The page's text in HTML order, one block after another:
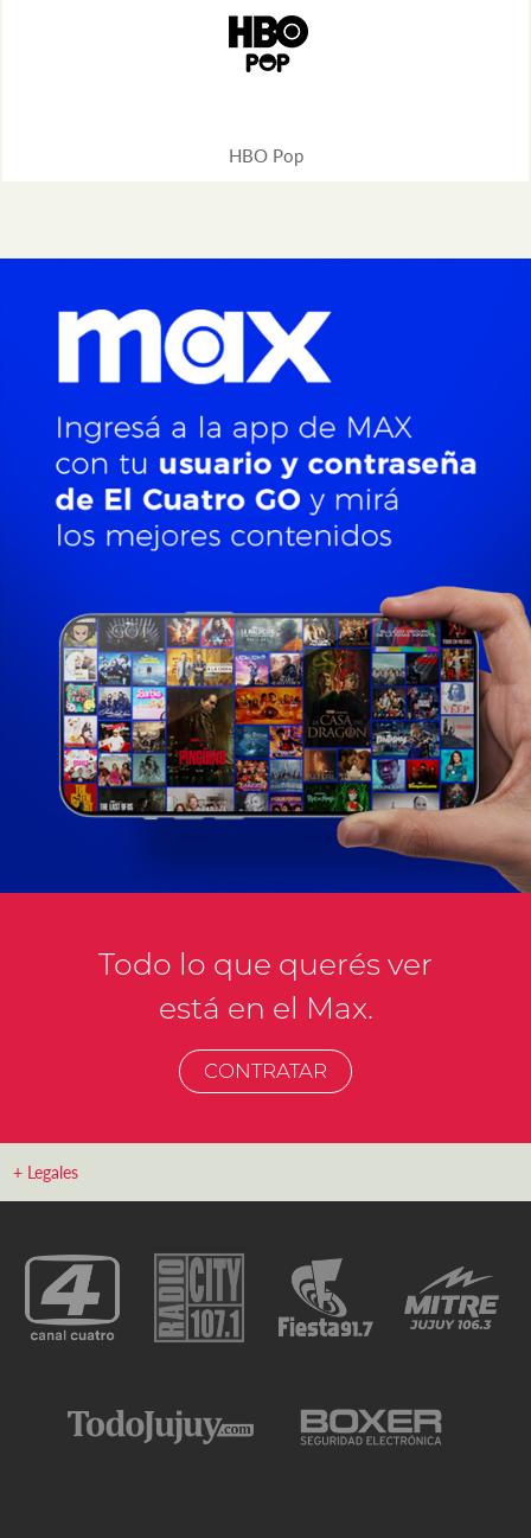
HBO Pop
Todo lo que querés ver
está en el Max.
CONTRATAR
+ Legales